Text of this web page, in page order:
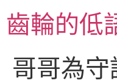
至
主齒輪的低
哥哥為